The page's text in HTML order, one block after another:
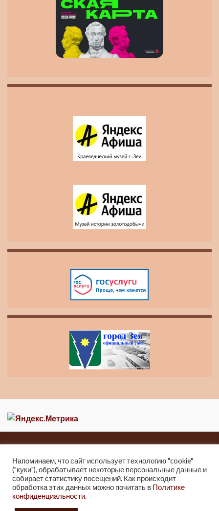
Карта сайта
2013-2021 Краеведческий музей города Зеи
г. Зея, ул. Мухина 247, Тел: 8 (41658) 2-25-32.
Напоминаем, что сайт использует технологию "cookie"
("куки"), обрабатывает некоторые персональные данные и
собирает статистику посещений. Как происходит
обработка этих данных можно почитать в Политике
конфиденциальности.